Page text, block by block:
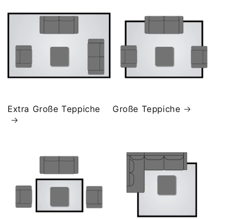
Extra Große Teppiche Große Teppiche